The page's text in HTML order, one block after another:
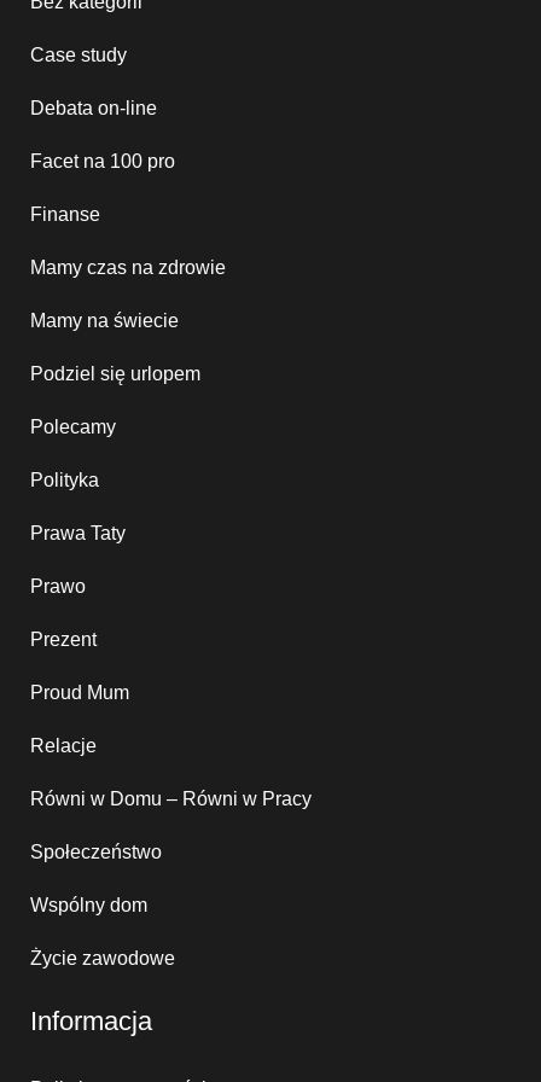
Case study
Debata on-line
Facet na 100 pro
Finanse
Mamy czas na zdrowie
Mamy na świecie
Podziel się urlopem
Polecamy
Polityka
Prawa Taty
Prawo
Prezent
Proud Mum
Relacje
Równi w Domu – Równi w Pracy
Społeczeństwo
Wspólny dom
Życie zawodowe
Informacja